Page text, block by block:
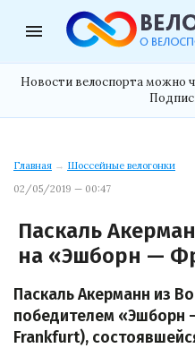
menu
Новости велоспорта можно
Главная → Шоссейные велогонки
02/05/2019 — 00:47
Паскаль
на «Эшборн —
Паскаль Акерманн из
победителем «Эшборн
Frankfurt),